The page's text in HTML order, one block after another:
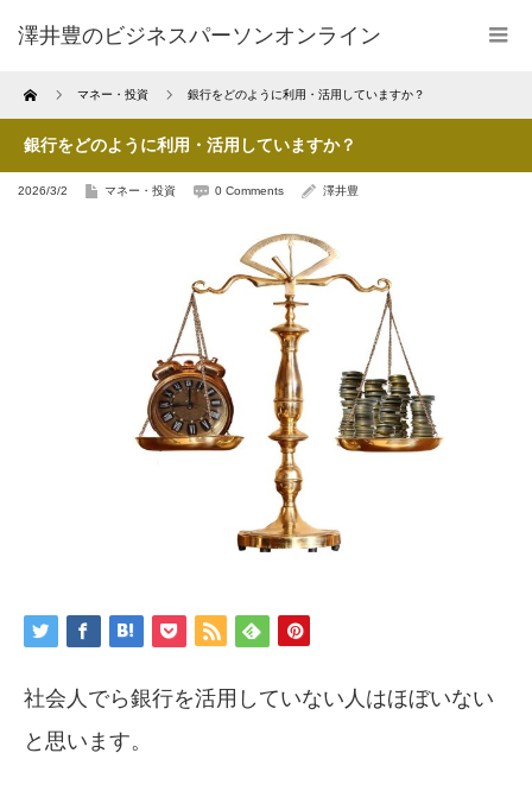
澤井豊のビジネスパーソンオンライン
Home マネー・投資 銀行をどのように利用・活用していますか？
銀行をどのように利用・活用していますか？
2026/3/2 マネー・投資 0 Comments 澤井豊
社会人でら銀行を活用していない人はほぼいない
と思います。